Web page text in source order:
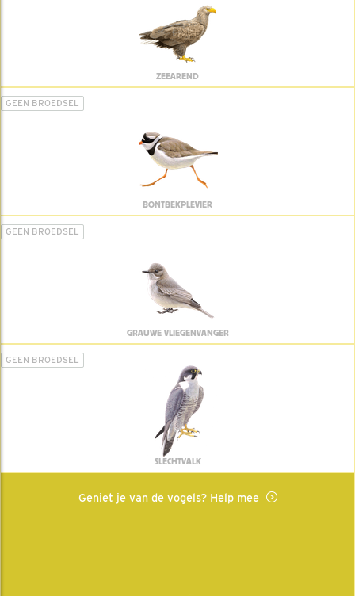
ZEEAREND
GEEN BROEDSEL
BONTBEKPLEVIER
GEEN BROEDSEL
GRAUWE VLIEGENVANGER
GEEN BROEDSEL
SLECHTVALK
Geniet je van de vogels? Help mee